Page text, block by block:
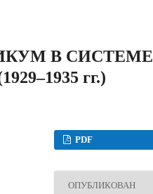
В СИСТЕМЕ
гг.)
PDF
ОПУБЛИКОВАН